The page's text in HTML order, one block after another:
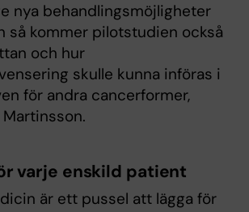
nya behandlingsmöjligheter
så kommer pilotstudien också
och hur
skulle kunna införas i
för andra cancerformer,
varje enskild patient
är ett pussel att lägga för